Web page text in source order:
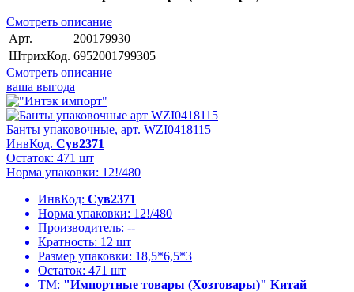
Смотреть описание
Арт.
200179930
ШтрихКод. 6952001799305
Смотреть описание
ваша выгода
Банты упаковочные, арт. WZI0418115
ИнвКод. Сув2371
Остаток: 471 шт
Норма упаковки: 12!/480
ИнвКод: Сув2371
Норма упаковки: 12!/480
Производитель: --
Кратность: 12 шт
Размер упаковки: 18,5*6,5*3
Остаток: 471 шт
ТМ: "Импортные товары (Хозтовары)" Китай